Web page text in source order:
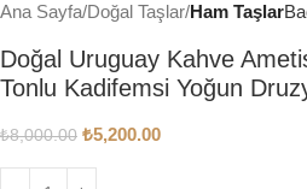
Ana Sayfa Doğal Taşlar Ham Taşlar
Doğal Uruguay Kahve
Tonlu Kadifemsi Yoğun
₺8,000.00 ₺5,200.00